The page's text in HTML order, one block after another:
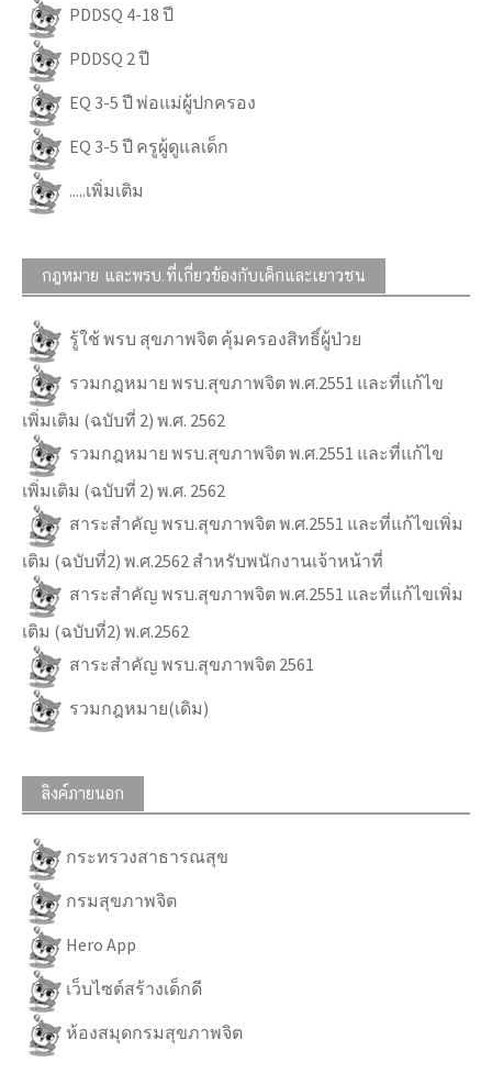
PDDSQ 4-18 ปี
PDDSQ 2 ปี
EQ 3-5 ปี พ่อแม่ผู้ปกครอง
EQ 3-5 ปี ครูผู้ดูแลเด็ก
.....เพิ่มเติม
กฎหมาย และพรบ.ที่เกี่ยวข้องกับเด็กและเยาวชน
รู้ใช้ พรบ สุขภาพจิต คุ้มครองสิทธิ์ผู้ป่วย
รวมกฎหมาย พรบ.สุขภาพจิต พ.ศ.2551 และที่แก้ไข
เพิ่มเติม (ฉบับที่ 2) พ.ศ. 2562
รวมกฎหมาย พรบ.สุขภาพจิต พ.ศ.2551 และที่แก้ไข
เพิ่มเติม (ฉบับที่ 2) พ.ศ. 2562
สาระสำคัญ พรบ.สุขภาพจิต พ.ศ.2551 และที่แก้ไขเพิ่ม
เติม (ฉบับที่2) พ.ศ.2562 สำหรับพนักงานเจ้าหน้าที่
สาระสำคัญ พรบ.สุขภาพจิต พ.ศ.2551 และที่แก้ไขเพิ่ม
เติม (ฉบับที่2) พ.ศ.2562
สาระสำคัญ พรบ.สุขภาพจิต 2561
รวมกฎหมาย(เดิม)
ลิงค์ภายนอก
กระทรวงสาธารณสุข
กรมสุขภาพจิต
Hero App
เว็บไซต์สร้างเด็กดี
ห้องสมุดกรมสุขภาพจิต